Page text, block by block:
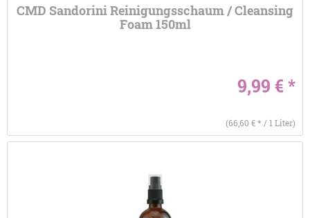
CMD Sandorini Reinigungsschaum / Cleansing
Foam 150ml
9,99 € *
(66,60 € * / 1 Liter)